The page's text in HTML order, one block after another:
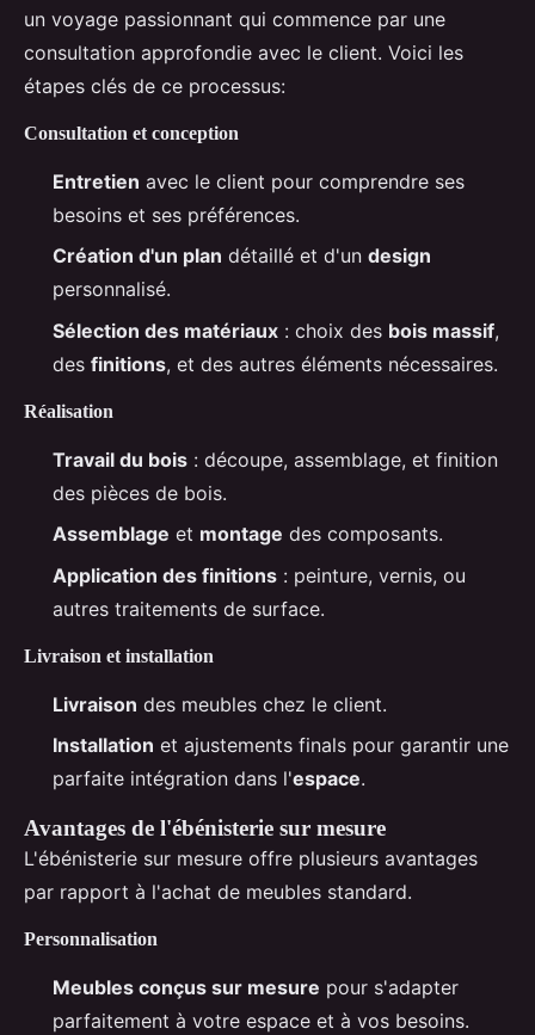
un voyage passionnant qui commence par une
consultation approfondie avec le client. Voici les
étapes clés de ce processus:
Consultation et conception
Entretien avec le client pour comprendre ses
besoins et ses préférences.
Création d'un plan détaillé et d'un design
personnalisé.
Sélection des matériaux : choix des bois massif,
des finitions, et des autres éléments nécessaires.
Réalisation
Travail du bois : découpe, assemblage, et finition
des pièces de bois.
Assemblage et montage des composants.
Application des finitions : peinture, vernis, ou
autres traitements de surface.
Livraison et installation
Livraison des meubles chez le client.
Installation et ajustements finals pour garantir une
parfaite intégration dans l'espace.
Avantages de l'ébénisterie sur mesure
L'ébénisterie sur mesure offre plusieurs avantages
par rapport à l'achat de meubles standard.
Personnalisation
Meubles conçus sur mesure pour s'adapter
parfaitement à votre espace et à vos besoins.